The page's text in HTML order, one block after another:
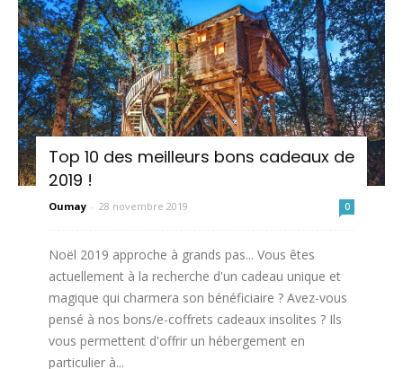
Top 10 des meilleurs bons cadeaux de
2019 !
Oumay - 28 novembre 2019 0
Noël 2019 approche à grands pas... Vous êtes
actuellement à la recherche d'un cadeau unique et
magique qui charmera son bénéficiaire ? Avez-vous
pensé à nos bons/e-coffrets cadeaux insolites ? Ils
vous permettent d'offrir un hébergement en
particulier à...